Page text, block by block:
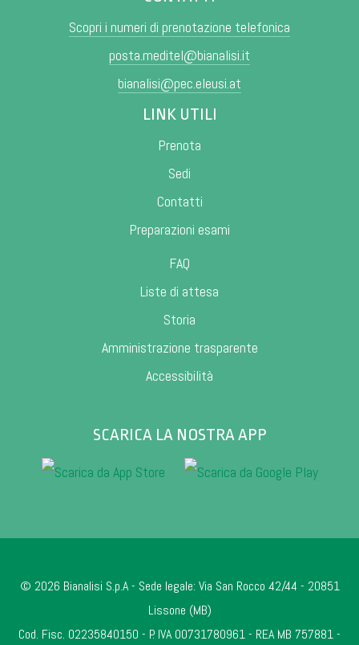
Scopri i numeri di prenotazione telefonica
posta.meditel@bianalisi.it
bianalisi@pec.eleusi.at
LINK UTILI
Prenota
Sedi
Contatti
Preparazioni esami
FAQ
Liste di attesa
Storia
Amministrazione trasparente
Accessibilità
SCARICA LA NOSTRA APP
© 2026 Bianalisi S.p.A - Sede legale: Via San Rocco 42/44 - 20851
Lissone (MB)
Cod. Fisc. 02235840150 - P. IVA 00731780961 - REA MB 757881 -